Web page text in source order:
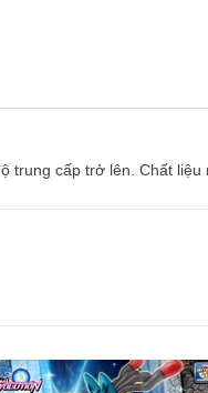
cấp trở lên. Chất